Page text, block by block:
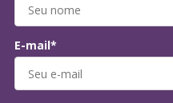
E-mail*